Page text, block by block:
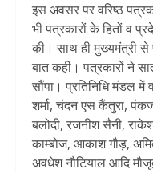
इस अवसर पर वरिष्ठ
भी पत्रकारों के हितों व
की। साथ ही मुख्यमंत्री से
बात कही। पत्रकारों ने
सौंपा। प्रतिनिधि मंडल में
शर्मा, चंदन एस कैंतुरा,
बलोदी, रजनीश सैनी,
काम्बोज, आकाश गौड़,
अवधेश नौटियाल आदि